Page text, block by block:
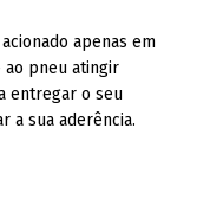
apenas em
pneu atingir
entregar o seu
a sua aderência.